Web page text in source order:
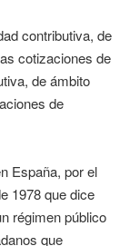
contributiva, de
cotizaciones de
de ámbito
de
España, por el
1978 que dice
régimen público
que